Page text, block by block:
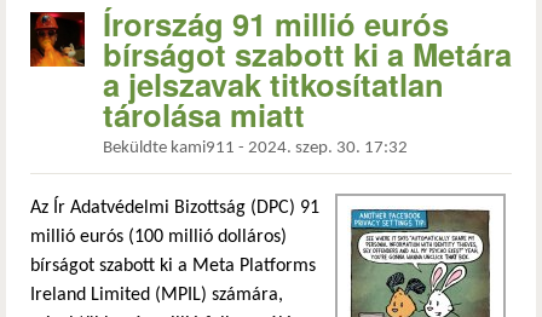
Írország 91 millió eurós
bírságot szabott ki a Metára
a jelszavak titkosítatlan
tárolása miatt
Beküldte kami911 - 2024. szep. 30. 17:32
Az Ír Adatvédelmi Bizottság (DPC) 91
millió eurós (100 millió dolláros)
bírságot szabott ki a Meta Platforms
Ireland Limited (MPIL) számára,